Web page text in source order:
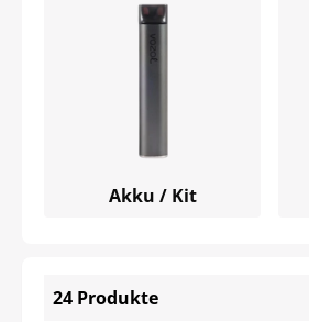
Akku / Kit
24 Produkte